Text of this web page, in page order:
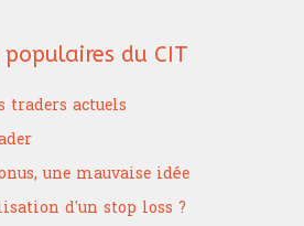
du CIT
traders actuels
une mauvaise idée
d'un stop loss ?